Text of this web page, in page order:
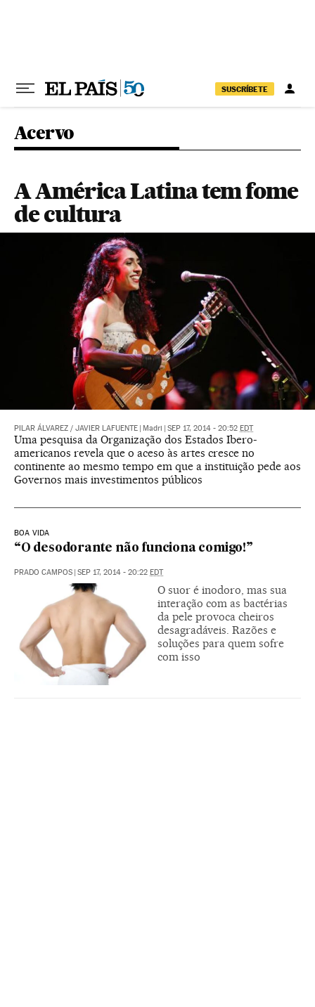
SUSCRÍBETE
Acervo
A América Latina tem fome
de cultura
PILAR ÁLVAREZ / JAVIER LAFUENTE Madri SEP 17, 2014 - 20:52 EDT
Uma pesquisa da Organização dos Estados Ibero-
americanos revela que o aceso às artes cresce no
continente ao mesmo tempo em que a instituição pede aos
Governos mais investimentos públicos
BOA VIDA
“O desodorante não funciona comigo!”
PRADO CAMPOS SEP 17, 2014 - 20:22 EDT
O suor é inodoro, mas sua
interação com as bactérias
da pele provoca cheiros
desagradáveis. Razões e
soluções para quem sofre
com isso